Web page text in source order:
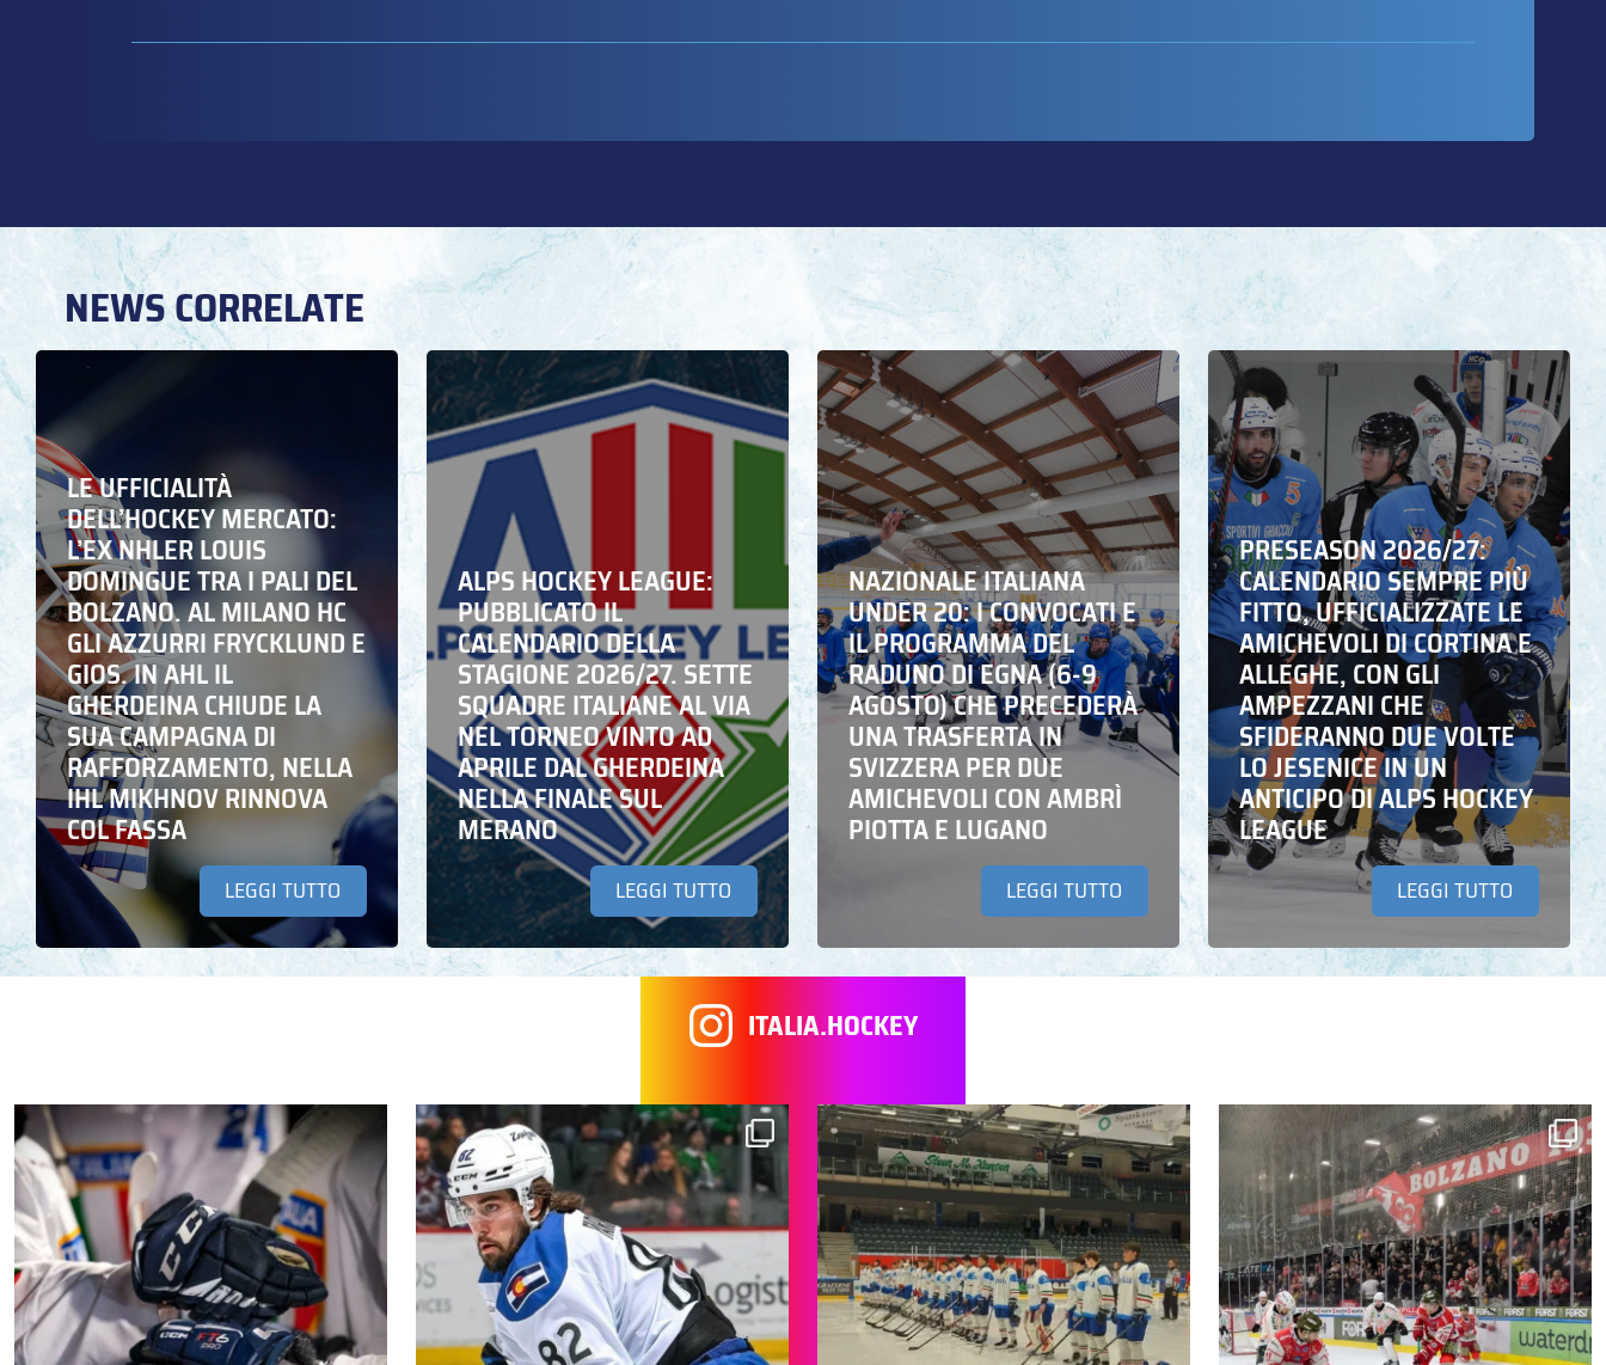
NEWS CORRELATE
LE UFFICIALITÀ
DELL’HOCKEY MERCATO:
L’EX NHLER LOUIS
DOMINGUE TRA I PALI DEL
BOLZANO. AL MILANO HC
GLI AZZURRI FRYCKLUND E
GIOS. IN AHL IL
GHERDEINA CHIUDE LA
SUA CAMPAGNA DI
RAFFORZAMENTO, NELLA
IHL MIKHNOV RINNOVA
COL FASSA
LEGGI TUTTO
ALPS HOCKEY LEAGUE:
PUBBLICATO IL
CALENDARIO DELLA
STAGIONE 2026/27. SETTE
SQUADRE ITALIANE AL VIA
NEL TORNEO VINTO AD
APRILE DAL GHERDEINA
NELLA FINALE SUL
MERANO
LEGGI TUTTO
NAZIONALE ITALIANA
UNDER 20: I CONVOCATI E
IL PROGRAMMA DEL
RADUNO DI EGNA (6-9
AGOSTO) CHE PRECEDERÀ
UNA TRASFERTA IN
SVIZZERA PER DUE
AMICHEVOLI CON AMBRÌ
PIOTTA E LUGANO
LEGGI TUTTO
PRESEASON 2026/27:
CALENDARIO SEMPRE PIÙ
FITTO, UFFICIALIZZATE LE
AMICHEVOLI DI CORTINA E
ALLEGHE, CON GLI
AMPEZZANI CHE
SFIDERANNO DUE VOLTE
LO JESENICE IN UN
ANTICIPO DI ALPS HOCKEY
LEAGUE
LEGGI TUTTO
ITALIA.HOCKEY